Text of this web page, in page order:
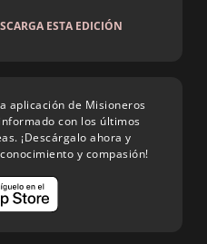
ESTA EDICIÓN
aplicación de Misioneros
con los últimos
¡Descárgalo ahora y
y compasión!